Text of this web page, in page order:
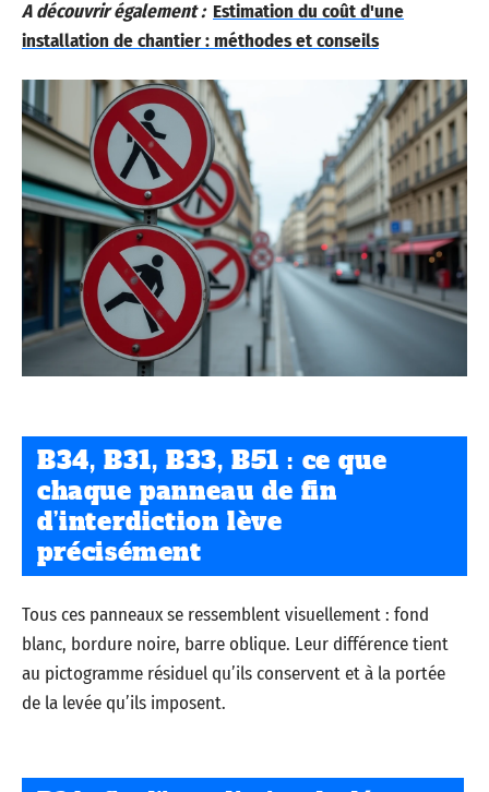
A découvrir également : Estimation du coût d'une
installation de chantier : méthodes et conseils
B34, B31, B33, B51 : ce que
chaque panneau de fin
d’interdiction lève
précisément
Tous ces panneaux se ressemblent visuellement : fond
blanc, bordure noire, barre oblique. Leur différence tient
au pictogramme résiduel qu’ils conservent et à la portée
de la levée qu’ils imposent.